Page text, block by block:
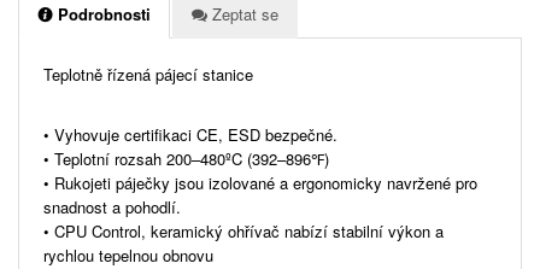
Podrobnosti Zeptat se
Teplotně řízená pájecí stanice
• Vyhovuje certifikaci CE, ESD bezpečné.
• Teplotní rozsah 200–480ºC (392–896℉)
• Rukojeti páječky jsou izolované a ergonomicky navržené pro
snadnost a pohodlí.
• CPU Control, keramický ohřívač nabízí stabilní výkon a
rychlou tepelnou obnovu